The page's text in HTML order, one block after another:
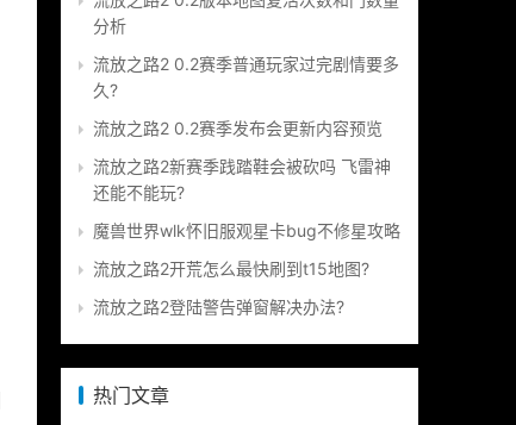
分析
流放之路2 0.2赛季普通玩家过完剧情要多
久?
流放之路2 0.2赛季发布会更新内容预览
流放之路2新赛季践踏鞋会被砍吗 飞雷神
还能不能玩?
魔兽世界wlk怀旧服观星卡bug不修星攻略
流放之路2开荒怎么最快刷到t15地图?
流放之路2登陆警告弹窗解决办法?
热门文章